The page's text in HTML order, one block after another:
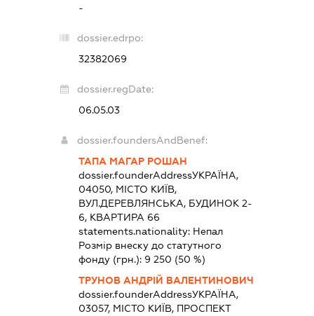
-
dossier.edrpo:
32382069
dossier.regDate:
06.05.03
dossier.foundersAndBenef:
ТАПА МАГАР РОШАН
dossier.founderAddressУКРАЇНА,
04050, МІСТО КИЇВ,
ВУЛ.ДЕРЕВЛЯНСЬКА, БУДИНОК 2-
6, КВАРТИРА 66
statements.nationality: Непал
Розмір внеску до статутного
фонду (грн.): 9 250 (50 %)
ТРУНОВ АНДРІЙ ВАЛЕНТИНОВИЧ
dossier.founderAddressУКРАЇНА,
03057, МІСТО КИЇВ, ПРОСПЕКТ